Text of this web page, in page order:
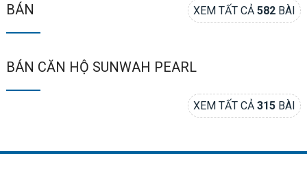
BÁN XEM TẤT CẢ582 BÀI
BÁN CĂN HỘ SUNWAH PEARL
XEM TẤT CẢ315 BÀI